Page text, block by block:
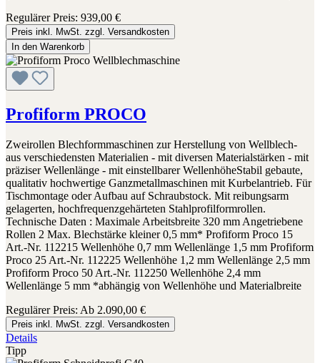
Regulärer Preis: 939,00 €
Preis inkl. MwSt. zzgl. Versandkosten
In den Warenkorb
Profiform PROCO
Zweirollen Blechformmaschinen zur Herstellung von Wellblech-
aus verschiedensten Materialien - mit diversen Materialstärken - mit
präziser Wellenlänge - mit einstellbarer WellenhöheStabil gebaute,
qualitativ hochwertige Ganzmetallmaschinen mit Kurbelantrieb. Für
Tischmontage oder Aufbau auf Schraubstock. Mit reibungsarm
gelagerten, hochfrequenzgehärteten Stahlprofilformrollen.
Technische Daten : Maximale Arbeitsbreite 320 mm Angetriebene
Rollen 2 Max. Blechstärke kleiner 0,5 mm* Profiform Proco 15
Art.-Nr. 112215 Wellenhöhe 0,7 mm Wellenlänge 1,5 mm Profiform
Proco 25 Art.-Nr. 112225 Wellenhöhe 1,2 mm Wellenlänge 2,5 mm
Profiform Proco 50 Art.-Nr. 112250 Wellenhöhe 2,4 mm
Wellenlänge 5 mm *abhängig von Wellenhöhe und Materialbreite
Regulärer Preis: Ab 2.090,00 €
Preis inkl. MwSt. zzgl. Versandkosten
Details
Tipp